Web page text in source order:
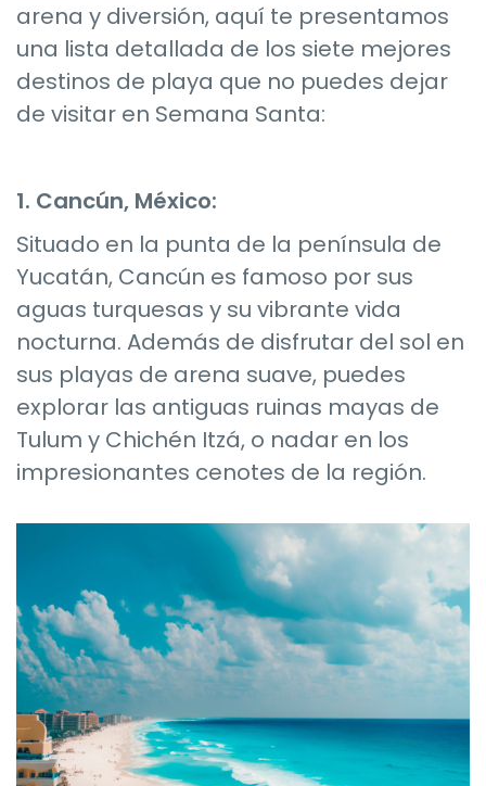
arena y diversión, aquí te presentamos
una lista detallada de los siete mejores
destinos de playa que no puedes dejar
de visitar en Semana Santa:
1. Cancún, México:
Situado en la punta de la península de
Yucatán, Cancún es famoso por sus
aguas turquesas y su vibrante vida
nocturna. Además de disfrutar del sol en
sus playas de arena suave, puedes
explorar las antiguas ruinas mayas de
Tulum y Chichén Itzá, o nadar en los
impresionantes cenotes de la región.